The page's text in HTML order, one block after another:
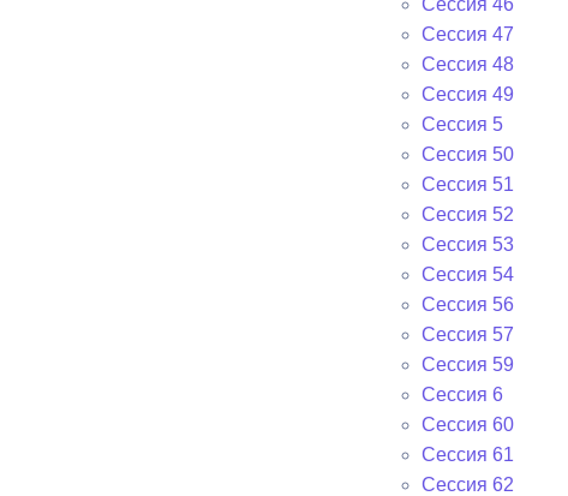
Сессия 46
Сессия 47
Сессия 48
Сессия 49
Сессия 5
Сессия 50
Сессия 51
Сессия 52
Сессия 53
Сессия 54
Сессия 56
Сессия 57
Сессия 59
Сессия 6
Сессия 60
Сессия 61
Сессия 62